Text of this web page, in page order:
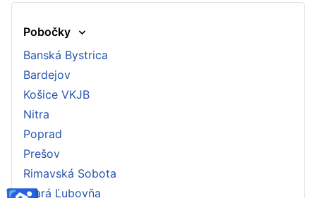
Pobočky
Banská Bystrica
Bardejov
Košice VKJB
Nitra
Poprad
Prešov
Rimavská Sobota
Stará Ľubovňa